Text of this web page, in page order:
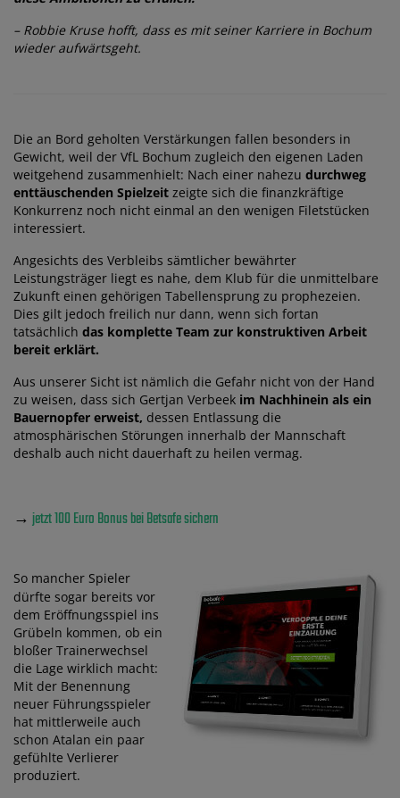
– Robbie Kruse hofft, dass es mit seiner Karriere in Bochum
wieder aufwärtsgeht.
Die an Bord geholten Verstärkungen fallen besonders in
Gewicht, weil der VfL Bochum zugleich den eigenen Laden
weitgehend zusammenhielt: Nach einer nahezu durchweg
enttäuschenden Spielzeit zeigte sich die finanzkräftige
Konkurrenz noch nicht einmal an den wenigen Filetstücken
interessiert.
Angesichts des Verbleibs sämtlicher bewährter
Leistungsträger liegt es nahe, dem Klub für die unmittelbare
Zukunft einen gehörigen Tabellensprung zu prophezeien.
Dies gilt jedoch freilich nur dann, wenn sich fortan
tatsächlich das komplette Team zur konstruktiven Arbeit
bereit erklärt.
Aus unserer Sicht ist nämlich die Gefahr nicht von der Hand
zu weisen, dass sich Gertjan Verbeek im Nachhinein als ein
Bauernopfer erweist, dessen Entlassung die
atmosphärischen Störungen innerhalb der Mannschaft
deshalb auch nicht dauerhaft zu heilen vermag.
→ jetzt 100 Euro Bonus bei Betsafe sichern
So mancher Spieler
dürfte sogar bereits vor
dem Eröffnungsspiel ins
Grübeln kommen, ob ein
bloßer Trainerwechsel
die Lage wirklich macht:
Mit der Benennung
neuer Führungsspieler
hat mittlerweile auch
schon Atalan ein paar
gefühlte Verlierer
produziert.